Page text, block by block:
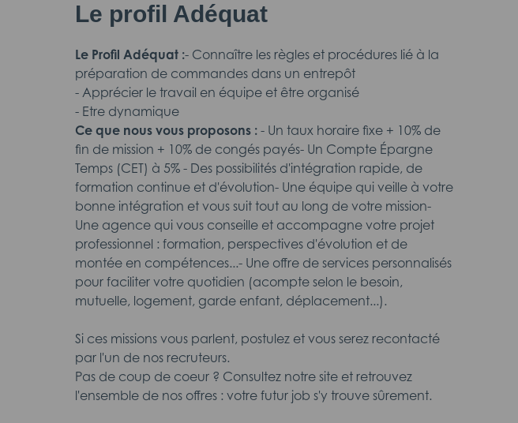
Le profil Adéquat
Le Profil Adéquat :- Connaître les règles et procédures lié à la
préparation de commandes dans un entrepôt
- Apprécier le travail en équipe et être organisé
- Etre dynamique
Ce que nous vous proposons :- Un taux horaire fixe + 10% de
fin de mission + 10% de congés payés- Un Compte Épargne
Temps (CET) à 5% - Des possibilités d'intégration rapide, de
formation continue et d'évolution- Une équipe qui veille à votre
bonne intégration et vous suit tout au long de votre mission-
Une agence qui vous conseille et accompagne votre projet
professionnel : formation, perspectives d'évolution et de
montée en compétences...- Une offre de services personnalisés
pour faciliter votre quotidien (acompte selon le besoin,
mutuelle, logement, garde enfant, déplacement...).
Si ces missions vous parlent, postulez et vous serez recontacté
par l'un de nos recruteurs.
Pas de coup de coeur ? Consultez notre site et retrouvez
l'ensemble de nos offres : votre futur job s'y trouve sûrement.